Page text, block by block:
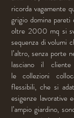
ricorda vagamente
grigio domina
oltre 2000 mq si
sequenza di volumi
l’altro, senza porte
lasciano il
le collezioni
flessibili, che si
esigenze lavorative
l’ampio giardino,